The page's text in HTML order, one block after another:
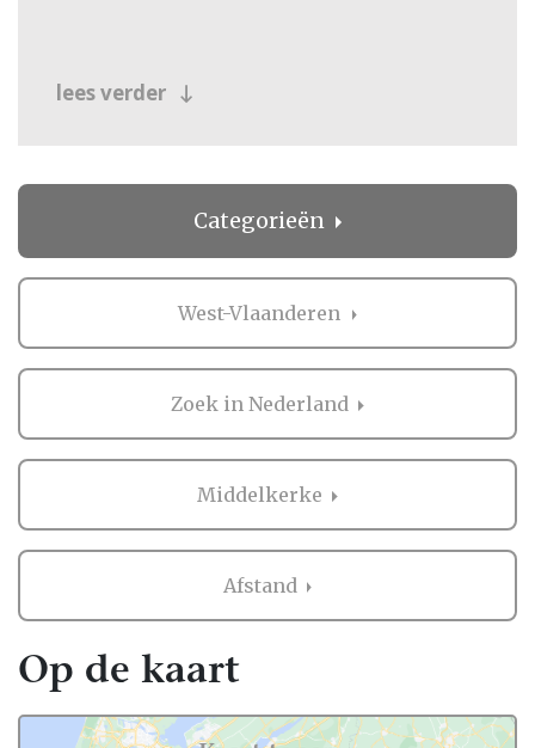
lees verder
Categorieën
West-Vlaanderen
Zoek in Nederland
Middelkerke
Afstand
Op de kaart